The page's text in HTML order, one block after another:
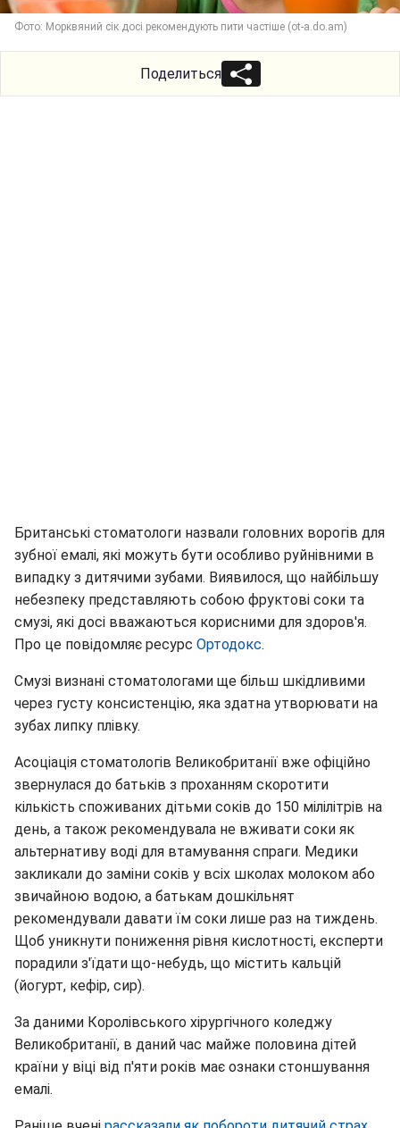
Фото: Морквяний сік досі рекомендують пити частіше (ot-a.do.am)
Поделиться
Британські стоматологи назвали головних ворогів для
зубної емалі, які можуть бути особливо руйнівними в
випадку з дитячими зубами. Виявилося, що найбільшу
небезпеку представляють собою фруктові соки та
смузі, які досі вважаються корисними для здоров'я.
Про це повідомляє ресурс Ортодокс.
Смузі визнані стоматологами ще більш шкідливими
через густу консистенцію, яка здатна утворювати на
зубах липку плівку.
Асоціація стоматологів Великобританії вже офіційно
звернулася до батьків з проханням скоротити
кількість споживаних дітьми соків до 150 мілілітрів на
день, а також рекомендувала не вживати соки як
альтернативу воді для втамування спраги. Медики
закликали до заміни соків у всіх школах молоком або
звичайною водою, а батькам дошкільнят
рекомендували давати їм соки лише раз на тиждень.
Щоб уникнути пониження рівня кислотності, експерти
порадили з'їдати що-небудь, що містить кальцій
(йогурт, кефір, сир).
За даними Королівського хірургічного коледжу
Великобританії, в даний час майже половина дітей
країни у віці від п'яти років має ознаки стоншування
емалі.